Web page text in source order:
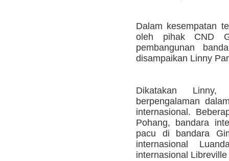
Dalam kesempatan
oleh pihak CND
pembangunan
disampaikan Linny
Dikatakan
berpengalaman
internasional.
Pohang, bandara
pacu di bandara
internasional
internasional